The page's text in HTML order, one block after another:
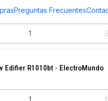
Preguntas Frecuentes
Edifier R1010bt - ElectroMundo